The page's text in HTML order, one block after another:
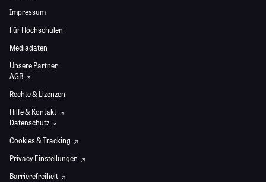
Impressum
Für Hochschulen
Mediadaten
Unsere Partner
AGB
Rechte & Lizenzen
Hilfe & Kontakt
Datenschutz
Cookies & Tracking
Privacy Einstellungen
Barrierefreiheit